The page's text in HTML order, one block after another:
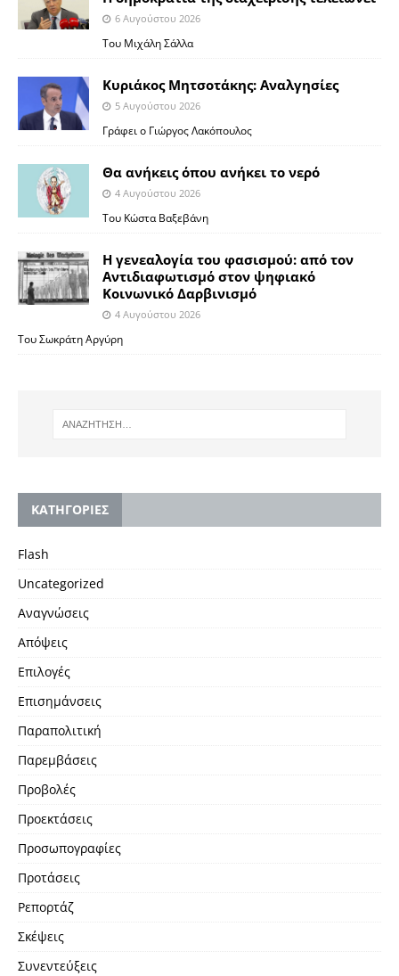
6 Αυγούστου 2026
Του Μιχάλη Σάλλα
Κυριάκος Μητσοτάκης: Αναλγησίες
5 Αυγούστου 2026
Γράφει ο Γιώργος Λακόπουλος
Θα ανήκεις όπου ανήκει το νερό
4 Αυγούστου 2026
Του Κώστα Βαξεβάνη
Η γενεαλογία του φασισμού: από τον
Αντιδιαφωτισμό στον ψηφιακό
Κοινωνικό Δαρβινισμό
4 Αυγούστου 2026
Του Σωκράτη Αργύρη
KΑΤΗΓΟΡΙΕΣ
Flash
Uncategorized
Αναγνώσεις
Απόψεις
Επιλογές
Επισημάνσεις
Παραπολιτική
Παρεμβάσεις
Προβολές
Προεκτάσεις
Προσωπογραφίες
Προτάσεις
Ρεπορτάζ
Σκέψεις
Συνεντεύξεις